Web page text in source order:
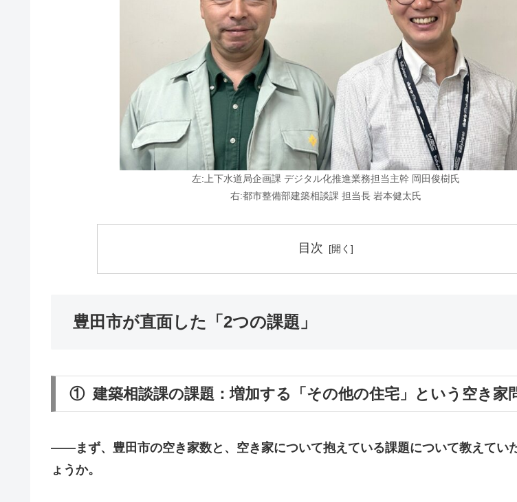
左:上下水道局企画課 デジタル化推進業務担当主幹 岡田俊樹氏
右:都市整備部建築相談課 担当長 岩本健太氏
目次
豊田市が直面した「2つの課題」
① 建築相談課の課題：増加する「その他の住宅」という空き家
――まず、豊田市の空き家数と、空き家について抱えている課題について教えてい
ょうか。